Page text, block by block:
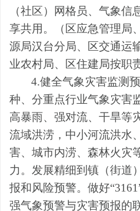
（社区）网格员、气象信
享共用。（ 区应急管理局
源局汉台分局、区交通运
业农村局、区住建局按职
4.健全气象灾害监测
种、分重点行业气象灾害
高暴雨、强对流、干旱等
流域洪涝，中小河流洪水
害、城市内涝、森林火灾
力。发展精细到镇（街道
报和风险预警。做好“3161
强气象预警与灾害预报的